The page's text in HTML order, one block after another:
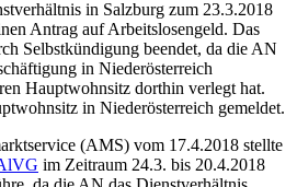
in Salzburg zum 23.3.2018
Antrag auf Arbeitslosengeld. Das
Selbstkündigung beendet, da die AN
in Niederösterreich
Hauptwohnsitz dorthin verlegt hat.
in Niederösterreich gemeldet.
(AMS) vom 17.4.2018 stellte
im Zeitraum 24.3. bis 20.4.2018